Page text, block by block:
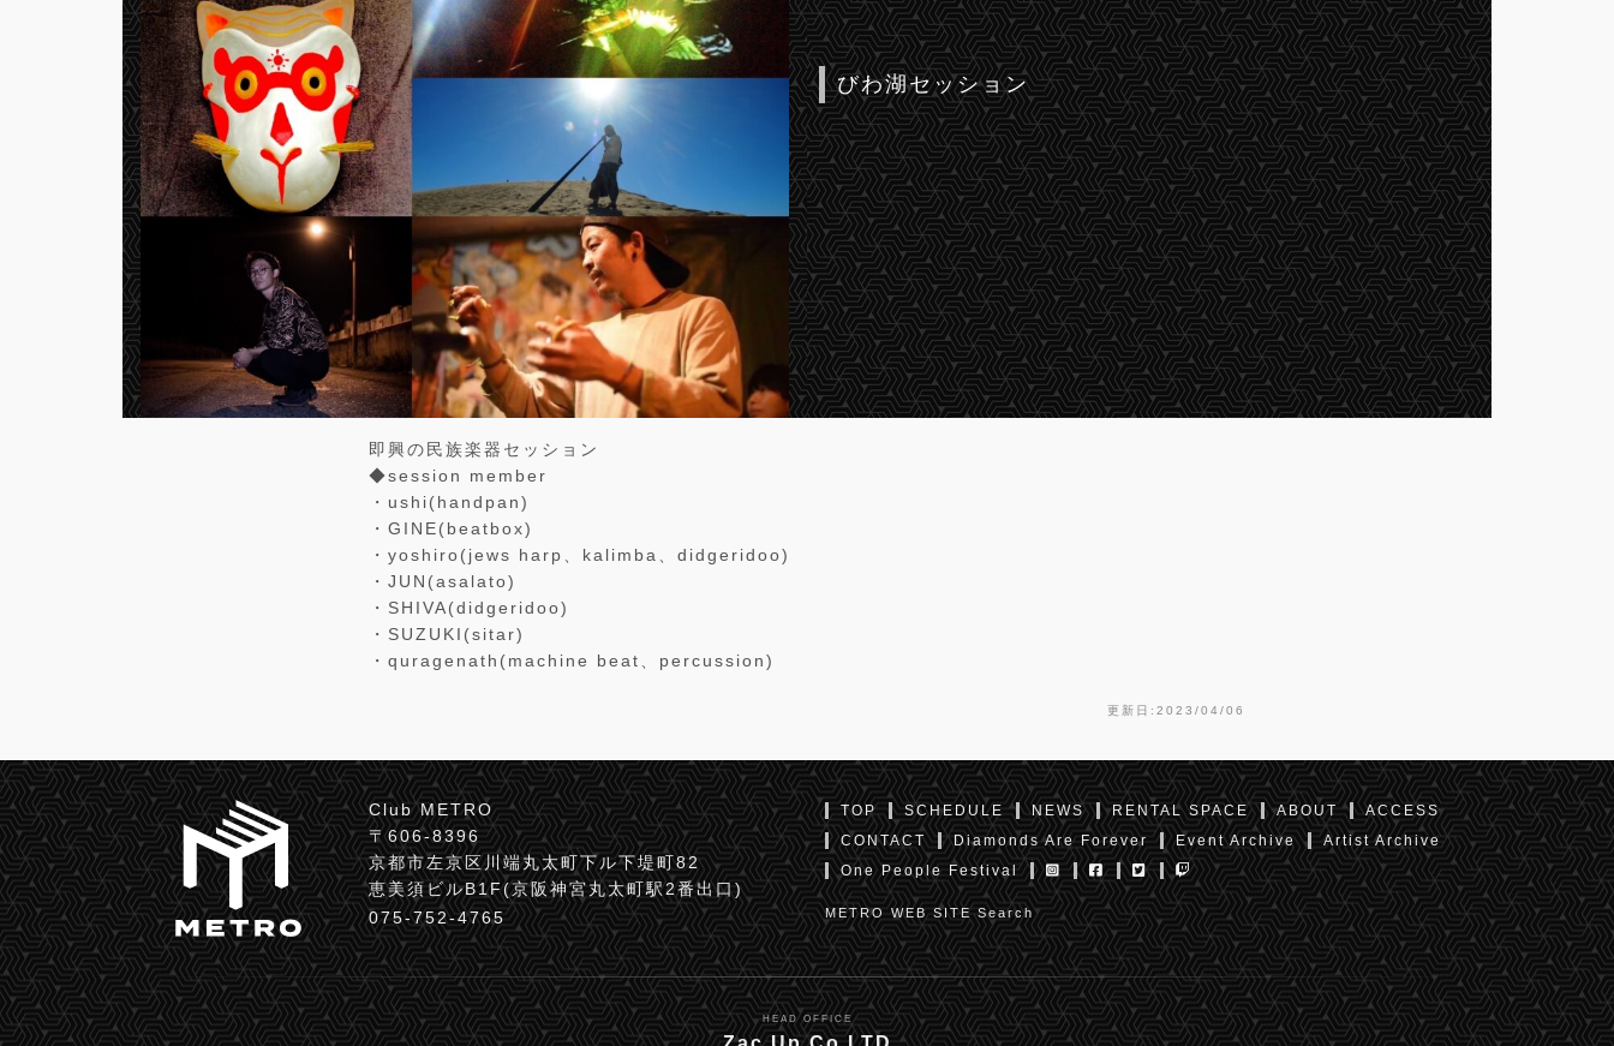
びわ湖セッション
即興の民族楽器セッション
◆session member
・ushi(handpan)
・GINE(beatbox)
・yoshiro(jews harp、kalimba、didgeridoo)
・JUN(asalato)
・SHIVA(didgeridoo)
・SUZUKI(sitar)
・quragenath(machine beat、percussion)
更新日:2023/04/06
Club METRO
〒606-8396
京都市左京区川端丸太町下ル下堤町82
恵美須ビルB1F(京阪神宮丸太町駅2番出口)
075-752-4765
TOP SCHEDULE NEWS RENTAL SPACE ABOUT
ACCESS
CONTACT
Diamonds Are Forever Event Archive
Artist Archive
One People Festival
METRO WEB SITE Search
HEAD OFFICE